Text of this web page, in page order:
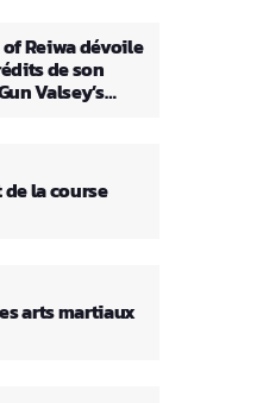
of Reiwa dévoile
de son
Valsey’s
la course
arts martiaux